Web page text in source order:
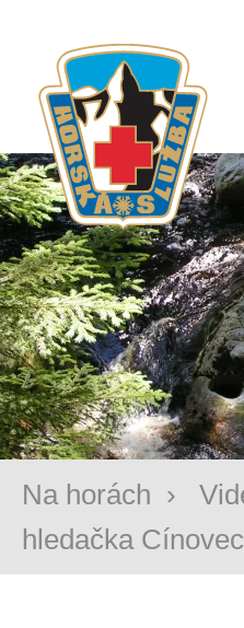
Na horách ›
hledačka